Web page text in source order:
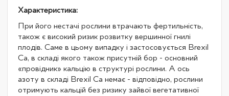
Характеристика:
При його нестачі рослини втрачають фертильність,
також є високий ризик розвитку вершинної гнилі
плодів. Саме в цьому випадку і застосовується Brexil
Ca, в складі якого також присутній бор - основний
«провідник» кальцію в структурі рослини. А ось
азоту в складі Brexil Ca немає - відповідно, рослини
отримують кальцій без ризику зайвої вегетативної